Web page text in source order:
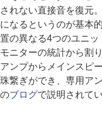
されない直接音を復元
になるというのが基本
置の異なる4つのユニ
モニターの統計から割
アンプからメインスピ
珠繋ぎができ、専用ア
のブログで説明されてい